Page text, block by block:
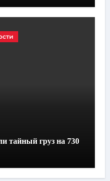
тайный груз на 730